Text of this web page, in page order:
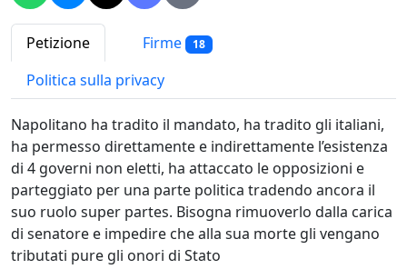
Petizione Firme 18
Politica sulla privacy
Napolitano ha tradito il mandato, ha tradito gli italiani,
ha permesso direttamente e indirettamente l’esistenza
di 4 governi non eletti, ha attaccato le opposizioni e
parteggiato per una parte politica tradendo ancora il
suo ruolo super partes. Bisogna rimuoverlo dalla carica
di senatore e impedire che alla sua morte gli vengano
tributati pure gli onori di Stato